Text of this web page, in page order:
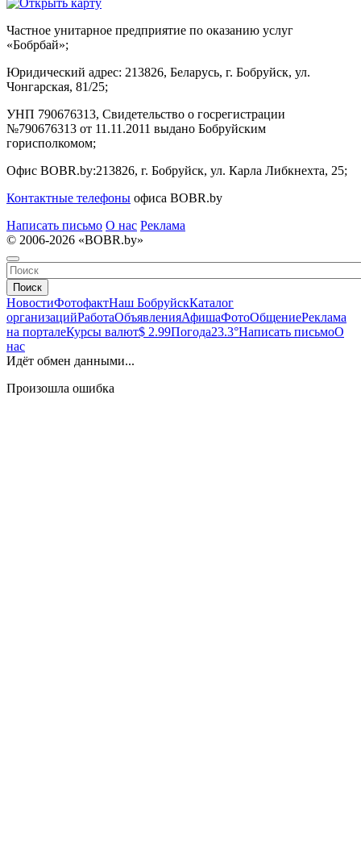
Частное унитарное предприятие по оказанию услуг
«Бобрбай»;
Юридический адрес: 213826, Беларусь, г. Бобруйск, ул.
Чонгарская, 81/25;
УНП 790676313, Свидетельство о госрегистрации
№790676313 от 11.11.2011 выдано Бобруйским
горисполкомом;
Офис BOBR.by:213826, г. Бобруйск, ул. Карла Либкнехта, 25;
Контактные телефоны офиса BOBR.by
Написать письмо О нас Реклама
© 2006-2026 «BOBR.by»
Поиск
НовостиФотофактНаш БобруйскКаталог
организацийРаботаОбъявленияАфишаФотоОбщениеРеклама
на порталеКурсы валют$ 2.99Погода23.3°Написать письмоО
нас
Идёт обмен данными...
Произошла ошибка